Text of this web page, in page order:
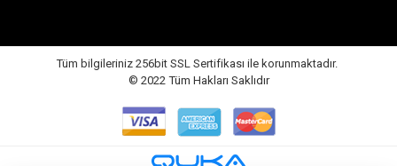
Tüm bilgileriniz 256bit SSL Sertifikası ile korunmaktadır.
© 2022 Tüm Hakları Saklıdır